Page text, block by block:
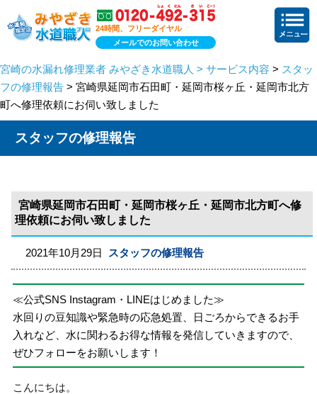
24時間、フリーダイヤル
メールでのお問い合わせ
宮崎の水漏れ修理業者 みやざき水道職人 > サービス内容 > スタッ
フの修理報告 > 宮崎県延岡市石田町・延岡市桜ヶ丘・延岡市北方
町へ修理依頼にお伺い致しました
スタッフの修理報告
宮崎県延岡市石田町・延岡市桜ヶ丘・延岡市北方町へ修
理依頼にお伺い致しました
2021年10月29日 スタッフの修理報告
≪公式SNS Instagram・LINEはじめました≫
水回りの豆知識や緊急時の応急処置、日ごろからできるお手
入れなど、水に関わるお得な情報を発信していきますので、
ぜひフォローをお願いします！
こんにちは。